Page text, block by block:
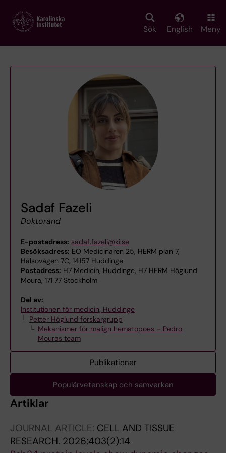
main
Sök English Meny
Sadaf Fazeli
Doktorand
E-postadress: sadaf.fazeli@ki.se
Besöksadress: EO Medicinaren 25, HERM plan 7,
Hälsovägen 7C, 14157 Huddinge
Postadress: H7 Medicin, Huddinge, H7 HERM Höglund
Moura, 171 77 Stockholm
Del av:
Institutionen för medicin, Huddinge
Petter Höglund forskargrupp
Mekanismer för malign hematopoes – Pedro
Mouras team
Publikationer
Populärvetenskap och samverkan
Artiklar
JOURNAL ARTICLE: CELL AND TISSUE
RESEARCH. 2026;403(2):14